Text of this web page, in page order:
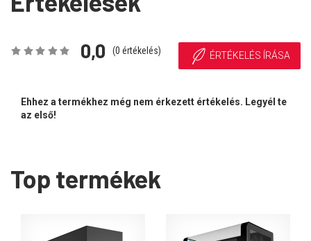
0,0 (0 értékelés) ÉRTÉKELÉS ÍRÁSA
Ehhez a termékhez még nem érkezett értékelés. Legyél te
az első!
Top termékek